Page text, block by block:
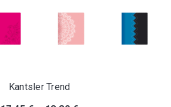
Kantsler Trend